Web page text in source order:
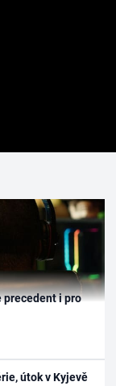
precedent i pro
útok v Kyjevě